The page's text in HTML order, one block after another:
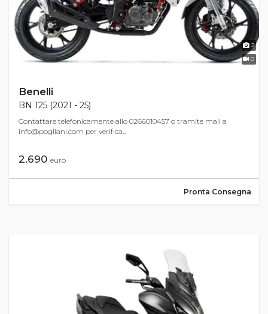
2
0
Benelli
BN 125 (2021 - 25)
Contattare telefonicamente allo 0266010457 o tramite mail a
info@pogliani.com per verifica...
2.690 euro
Pronta Consegna